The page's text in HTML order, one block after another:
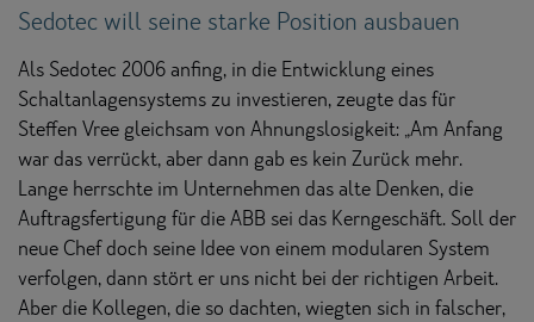
Sedotec will seine starke Position ausbauen
Als Sedotec 2006 anfing, in die Entwicklung eines
Schaltanlagensystems zu investieren, zeugte das für
Steffen Vree gleichsam von Ahnungslosigkeit: „Am Anfang
war das verrückt, aber dann gab es kein Zurück mehr.
Lange herrschte im Unternehmen das alte Denken, die
Auftragsfertigung für die ABB sei das Kerngeschäft. Soll der
neue Chef doch seine Idee von einem modularen System
verfolgen, dann stört er uns nicht bei der richtigen Arbeit.
Aber die Kollegen, die so dachten, wiegten sich in falscher,